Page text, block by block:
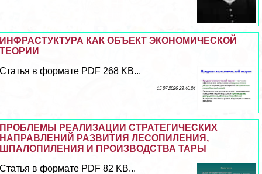
ИНФРАСТУКТУРА КАК ОБЪЕКТ ЭКОНОМИЧЕСКОЙ
ТЕОРИИ
Статья в формате PDF 268 KB...
15 07 2026 23:46:24
ПРОБЛЕМЫ РЕАЛИЗАЦИИ СТРАТЕГИЧЕСКИХ
НАПРАВЛЕНИЙ РАЗВИТИЯ ЛЕСОПИЛЕНИЯ,
ШПАЛОПИЛЕНИЯ И ПРОИЗВОДСТВА ТАРЫ
Статья в формате PDF 82 KB...